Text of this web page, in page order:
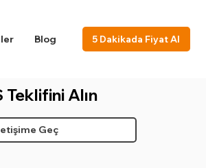
Blog 5 Dakikada Fiyat Al
Teklifini Alın
Geç